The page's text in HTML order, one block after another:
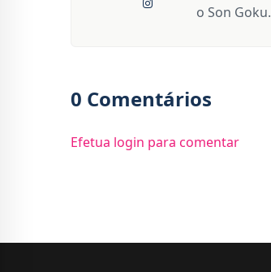
o Son Goku.
0 Comentários
Efetua login para comentar